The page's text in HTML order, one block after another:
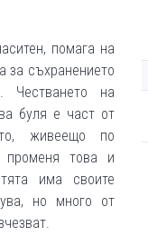
помага на
за съхранението
Честването на
буля е част от
живеещо по
променя това и
има своите
но много от